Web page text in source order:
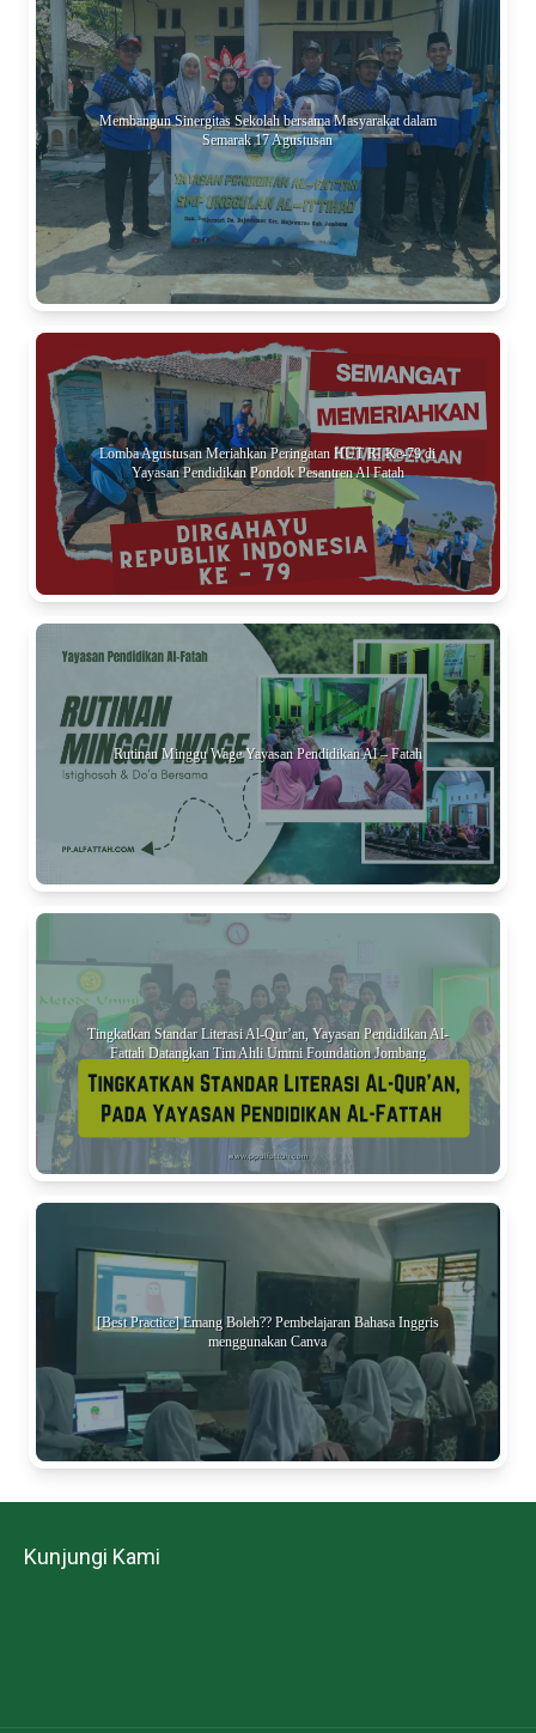
Membangun Sinergitas Sekolah bersama Masyarakat dalam
Semarak 17 Agustusan
Lomba Agustusan Meriahkan Peringatan HUT RI Ke-79 di
Yayasan Pendidikan Pondok Pesantren Al Fatah
Rutinan Minggu Wage Yayasan Pendidikan Al – Fatah
Tingkatkan Standar Literasi Al-Qur’an, Yayasan Pendidikan Al-
Fattah Datangkan Tim Ahli Ummi Foundation Jombang
[Best Practice] Emang Boleh?? Pembelajaran Bahasa Inggris
menggunakan Canva
Kunjungi Kami